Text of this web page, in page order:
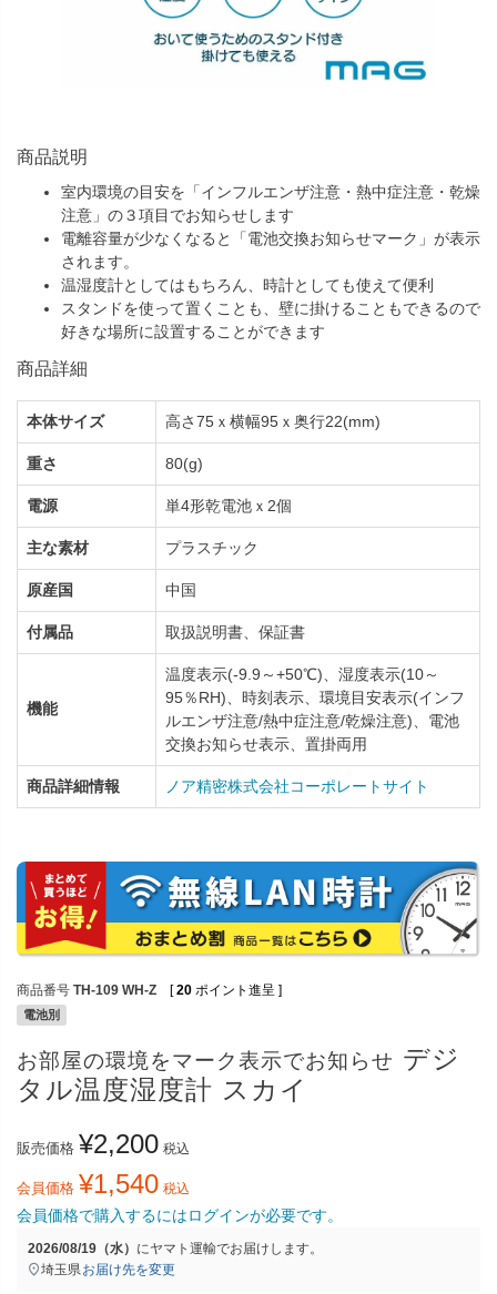
商品説明
室内環境の目安を「インフルエンザ注意・熱中症注意・乾燥
注意」の３項目でお知らせします
電離容量が少なくなると「電池交換お知らせマーク」が表示
されます。
温湿度計としてはもちろん、時計としても使えて便利
スタンドを使って置くことも、壁に掛けることもできるので
好きな場所に設置することができます
商品詳細
本体サイズ 高さ75ｘ横幅95ｘ奥行22(mm)
重さ 80(g)
電源 単4形乾電池ｘ2個
主な素材 プラスチック
原産国 中国
付属品 取扱説明書、保証書
機能
温度表示(-9.9～+50℃)、湿度表示(10～
95％RH)、時刻表示、環境目安表示(インフ
ルエンザ注意/熱中症注意/乾燥注意)、電池
交換お知らせ表示、置掛両用
商品詳細情報 ノア精密株式会社コーポレートサイト
商品番号 TH-109 WH-Z [ 20 ポイント進呈 ]
電池別
お部屋の環境をマーク表示でお知らせ デジ
タル温度湿度計 スカイ
販売価格 ¥2,200 税込
会員価格 ¥1,540 税込
会員価格で購入するにはログインが必要です。
2026/08/19（水） にヤマト運輸でお届けします。
埼玉県 お届け先を変更